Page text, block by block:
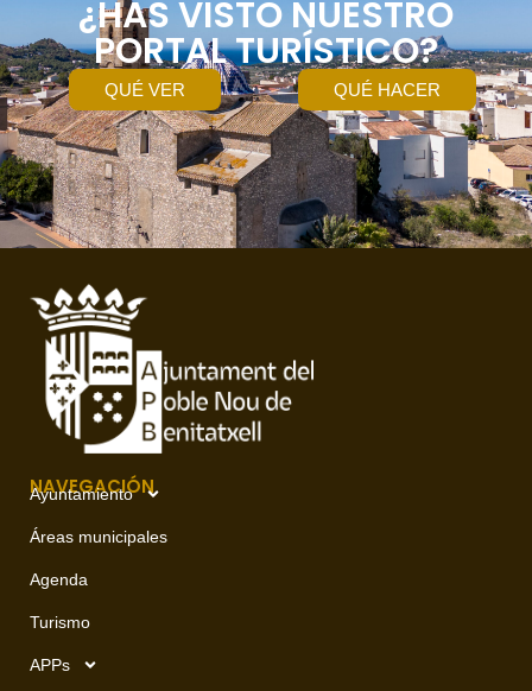
¿HAS VISTO NUESTRO
PORTAL TURÍSTICO?
QUÉ VER QUÉ HACER
NAVEGACIÓN
Ayuntamiento
Áreas municipales
Agenda
Turismo
APPs